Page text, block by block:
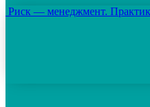
Риск — менеджмент.